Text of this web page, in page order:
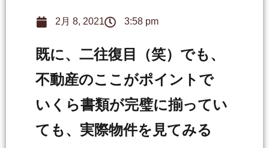
2月 8, 2021 3:58 pm
既に、二往復目（笑）でも、
不動産のここがポイントで
いくら書類が完璧に揃ってい
ても、実際物件を見てみる